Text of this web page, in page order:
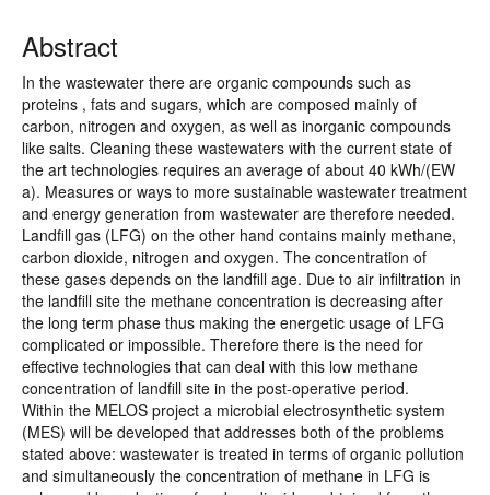
Abstract
In the wastewater there are organic compounds such as
proteins , fats and sugars, which are composed mainly of
carbon, nitrogen and oxygen, as well as inorganic compounds
like salts. Cleaning these wastewaters with the current state of
the art technologies requires an average of about 40 kWh/(EW
a). Measures or ways to more sustainable wastewater treatment
and energy generation from wastewater are therefore needed.
Landfill gas (LFG) on the other hand contains mainly methane,
carbon dioxide, nitrogen and oxygen. The concentration of
these gases depends on the landfill age. Due to air infiltration in
the landfill site the methane concentration is decreasing after
the long term phase thus making the energetic usage of LFG
complicated or impossible. Therefore there is the need for
effective technologies that can deal with this low methane
concentration of landfill site in the post-operative period.
Within the MELOS project a microbial electrosynthetic system
(MES) will be developed that addresses both of the problems
stated above: wastewater is treated in terms of organic pollution
and simultaneously the concentration of methane in LFG is